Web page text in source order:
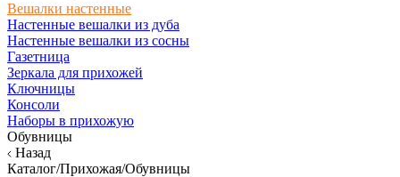
Вешалки настенные
Настенные вешалки из дуба
Настенные вешалки из сосны
Газетница
Зеркала для прихожей
Ключницы
Консоли
Наборы в прихожую
Обувницы
Назад
Каталог/Прихожая/Обувницы